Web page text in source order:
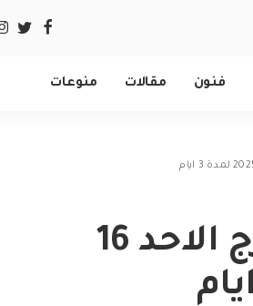
فنون مقالات منوعات
عروض نستو الدمام الطازج الاحد 16